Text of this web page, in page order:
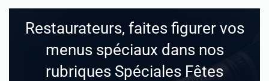
Restaurateurs, faites figurer vos
menus spéciaux dans nos
rubriques Spéciales Fêtes